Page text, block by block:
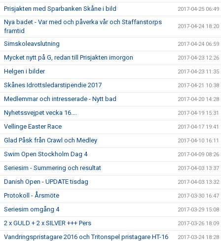
Prisjakten med Sparbanken Skåne i bild 2017-04-25 06:49
Nya badet - Var med och påverka vår och Staffanstorps
framtid
2017-04-24 18:20
Simskoleavslutning 2017-04-24 06:59
Mycket nytt på G, redan till Prisjakten imorgon 2017-04-23 12:26
Helgen i bilder 2017-04-23 11:35
Skånes Idrottsledarstipendie 2017 2017-04-21 10:38
Medlemmar och intresserade - Nytt bad 2017-04-20 14:28
Nyhetssvejpet vecka 16.... 2017-04-19 15:31
Vellinge Easter Race 2017-04-17 19:41
Glad Påsk från Crawl och Medley 2017-04-10 16:11
Swim Open Stockholm Dag 4 2017-04-09 08:26
Seriesim - Summering och resultat 2017-04-03 13:37
Danish Open - UPDATE tisdag 2017-04-03 13:32
Protokoll - Årsmöte 2017-03-30 16:47
Seriesim omgång 4 2017-03-29 15:08
2 x GULD + 2 x SILVER +++ Pers 2017-03-26 18:09
Vandringspristagare 2016 och Tritonspel pristagare HT-16 2017-03-24 18:28